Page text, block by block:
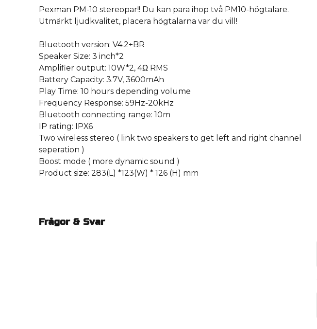
Pexman PM-10 stereopar!! Du kan para ihop två PM10-högtalare.
Utmärkt ljudkvalitet, placera högtalarna var du vill!
Bluetooth version: V4.2+BR
Speaker Size: 3 inch*2
Amplifier output: 10W*2, 4Ω RMS
Battery Capacity: 3.7V, 3600mAh
Play Time: 10 hours depending volume
Frequency Response: 59Hz-20kHz
Bluetooth connecting range: 10m
IP rating: IPX6
Two wireless stereo ( link two speakers to get left and right channel
seperation )
Boost mode ( more dynamic sound )
Product size: 283(L) *123(W) * 126 (H) mm
Frågor & Svar